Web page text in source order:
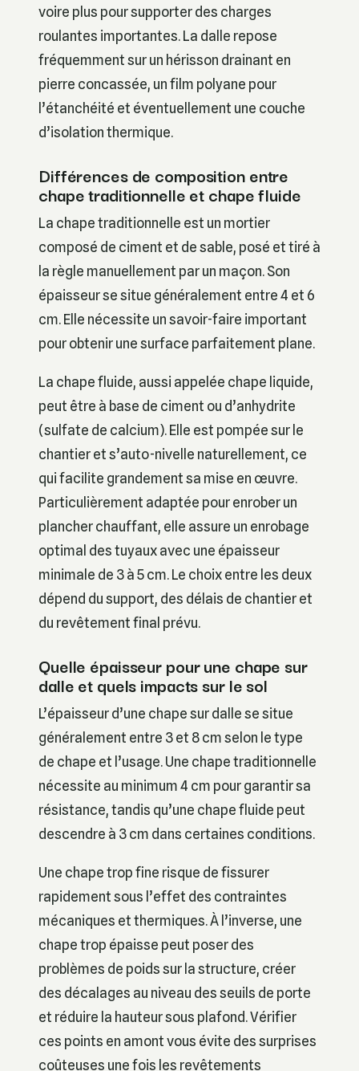
voire plus pour supporter des charges
roulantes importantes. La dalle repose
fréquemment sur un hérisson drainant en
pierre concassée, un film polyane pour
l’étanchéité et éventuellement une couche
d’isolation thermique.
Différences de composition entre
chape traditionnelle et chape fluide
La chape traditionnelle est un mortier
composé de ciment et de sable, posé et tiré à
la règle manuellement par un maçon. Son
épaisseur se situe généralement entre 4 et 6
cm. Elle nécessite un savoir-faire important
pour obtenir une surface parfaitement plane.
La chape fluide, aussi appelée chape liquide,
peut être à base de ciment ou d’anhydrite
(sulfate de calcium). Elle est pompée sur le
chantier et s’auto-nivelle naturellement, ce
qui facilite grandement sa mise en œuvre.
Particulièrement adaptée pour enrober un
plancher chauffant, elle assure un enrobage
optimal des tuyaux avec une épaisseur
minimale de 3 à 5 cm. Le choix entre les deux
dépend du support, des délais de chantier et
du revêtement final prévu.
Quelle épaisseur pour une chape sur
dalle et quels impacts sur le sol
L’épaisseur d’une chape sur dalle se situe
généralement entre 3 et 8 cm selon le type
de chape et l’usage. Une chape traditionnelle
nécessite au minimum 4 cm pour garantir sa
résistance, tandis qu’une chape fluide peut
descendre à 3 cm dans certaines conditions.
Une chape trop fine risque de fissurer
rapidement sous l’effet des contraintes
mécaniques et thermiques. À l’inverse, une
chape trop épaisse peut poser des
problèmes de poids sur la structure, créer
des décalages au niveau des seuils de porte
et réduire la hauteur sous plafond. Vérifier
ces points en amont vous évite des surprises
coûteuses une fois les revêtements